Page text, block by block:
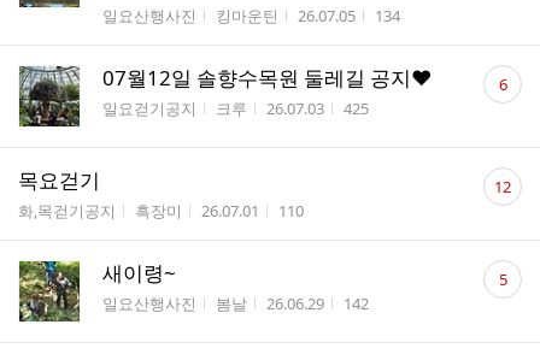
게시판명
일요산행사진 작성자
킹마운틴 작성시간
26.07.05 조회수
134
07월12일 솔향수목원 둘레길 공지❤️
게시판명
일요걷기공지 작성자
크루 작성시간
26.07.03 조회수
425
댓
글 6
목요걷기
게시판명
화,목걷기공지 작성자
흑장미 작성시간
26.07.01 조회수
110
댓
글12
새이령~
게시판명
일요산행사진 작성자
봄날 작성시간
26.06.29 조회수
142
댓
글 5